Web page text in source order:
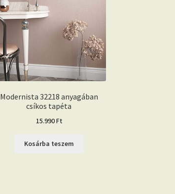
Modernista 32218 anyagában
csíkos tapéta
15.990Ft
Kosárba teszem